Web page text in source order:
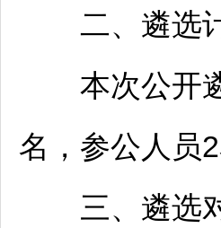
二、遴选计
本次公开遴
名，参公人员2
三、遴选对